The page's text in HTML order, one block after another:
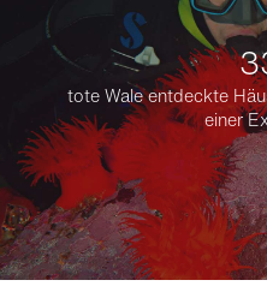
tote Wale entdeckte
einer